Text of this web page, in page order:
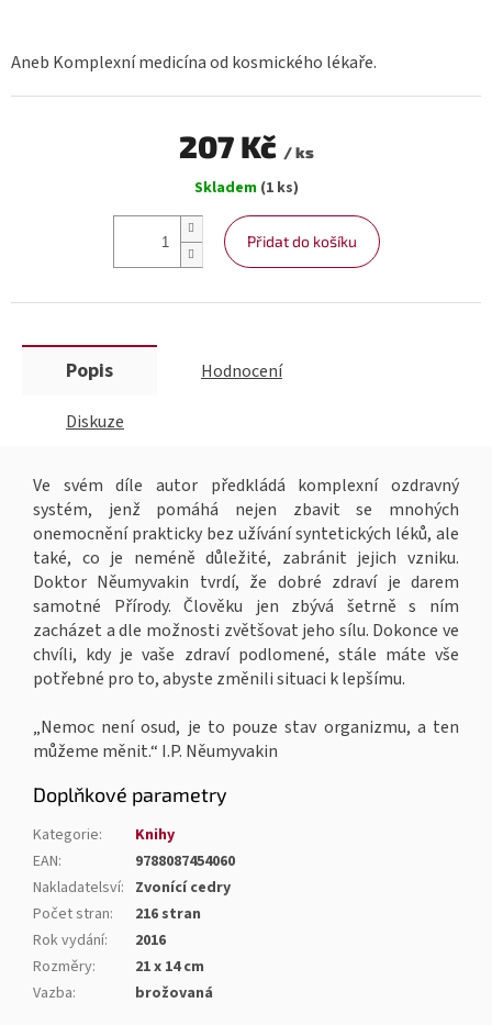
Aneb Komplexní medicína od kosmického lékaře.
207 Kč / ks
cena:
Skladem (1 ks)
Přidat do košíku
Popis Hodnocení
Diskuze
Ve svém díle autor předkládá komplexní ozdravný
systém, jenž pomáhá nejen zbavit se mnohých
onemocnění prakticky bez užívání syntetických léků, ale
také, co je neméně důležité, zabránit jejich vzniku.
Doktor Něumyvakin tvrdí, že dobré zdraví je darem
samotné Přírody. Člověku jen zbývá šetrně s ním
zacházet a dle možnosti zvětšovat jeho sílu. Dokonce ve
chvíli, kdy je vaše zdraví podlomené, stále máte vše
potřebné pro to, abyste změnili situaci k lepšímu.
„Nemoc není osud, je to pouze stav organizmu, a ten
můžeme měnit.“ I.P. Něumyvakin
Doplňkové parametry
Kategorie:
Knihy
EAN:
9788087454060
Nakladatelsví: Zvonící cedry
Počet stran:
216 stran
Rok vydání:
2016
Rozměry:
21 x 14 cm
Vazba: brožovaná